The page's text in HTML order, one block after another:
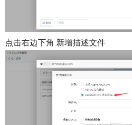
点击右边下角 新增描述文件